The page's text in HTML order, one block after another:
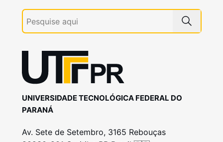
UNIVERSIDADE TECNOLÓGICA FEDERAL DO
PARANÁ
Av. Sete de Setembro, 3165 Rebouças